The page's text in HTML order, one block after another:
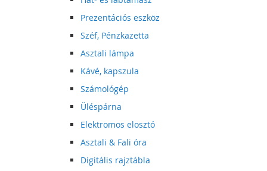
Prezentációs eszköz
Széf, Pénzkazetta
Asztali lámpa
Kávé, kapszula
Számológép
Üléspárna
Elektromos elosztó
Asztali & Fali óra
Digitális rajztábla